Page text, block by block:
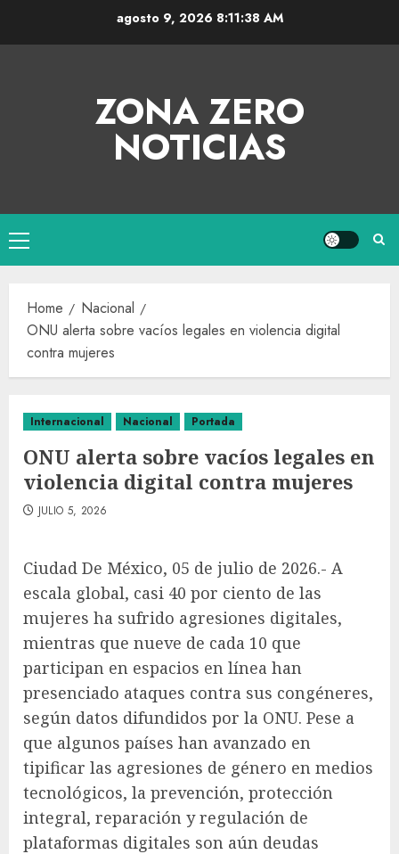
agosto 9, 2026 8:11:39 AM
ZONA ZERO
NOTICIAS
Home
Nacional
ONU alerta sobre vacíos legales en violencia digital
contra mujeres
Internacional Nacional Portada
ONU alerta sobre vacíos legales en
violencia digital contra mujeres
JULIO 5, 2026
Ciudad De México, 05 de julio de 2026.- A
escala global, casi 40 por ciento de las
mujeres ha sufrido agresiones digitales,
mientras que nueve de cada 10 que
participan en espacios en línea han
presenciado ataques contra sus congéneres,
según datos difundidos por la ONU. Pese a
que algunos países han avanzado en
tipificar las agresiones de género en medios
tecnológicos, la prevención, protección
integral, reparación y regulación de
plataformas digitales son aún deudas